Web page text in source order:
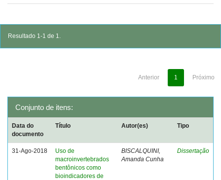
Resultado 1-1 de 1.
Anterior 1 Próximo
Conjunto de itens:
Data do
documento
Título Autor(es) Tipo
31-Ago-2018
Uso de
macroinvertebrados
bentônicos como
bioindicadores de
BISCALQUINI,
Amanda Cunha
Dissertação